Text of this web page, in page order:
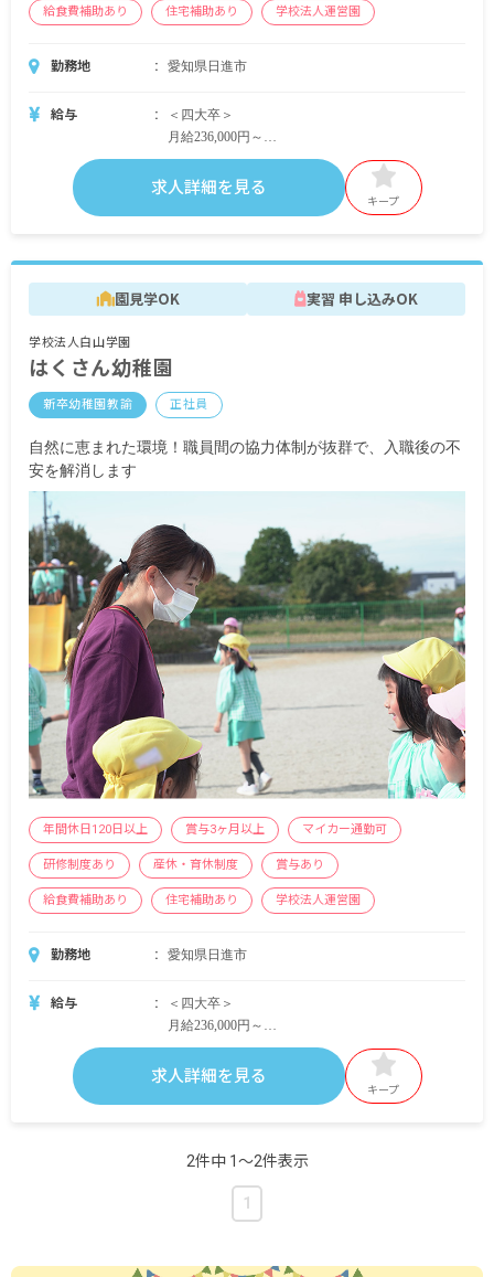
給食費補助あり 住宅補助あり 学校法人運営園
勤務地 愛知県日進市
給与
＜四大卒＞
月給236,000円～
・内訳
基本給230,000円～
月給231,000円～
・内訳
基本給225,000円～
賞与年2回 計4カ月分
昇給年1回
扶養手当
<モデル月収例>
補助（20,000円）
勤続10年目:月給275,000円（諸手当6,000円）+住宅
補助（20,000円）
求人詳細を見る
キープ
園見学OK 実習 申し込みOK
学校法人白山学園
はくさん幼稚園
新卒幼稚園教諭 正社員
自然に恵まれた環境！職員間の協力体制が抜群で、入職後の不
安を解消します
年間休日120日以上 賞与3ヶ月以上 マイカー通勤可
研修制度あり 産休・育休制度 賞与あり
給食費補助あり 住宅補助あり 学校法人運営園
勤務地 愛知県日進市
給与
＜四大卒＞
月給236,000円～
・内訳
基本給230,000円～
月給231,000円～
基本給225,000円～
諸手当6,000円
賞与年2回 計4カ月分
求人詳細を見る
キープ
2件中 1〜2件表示
1